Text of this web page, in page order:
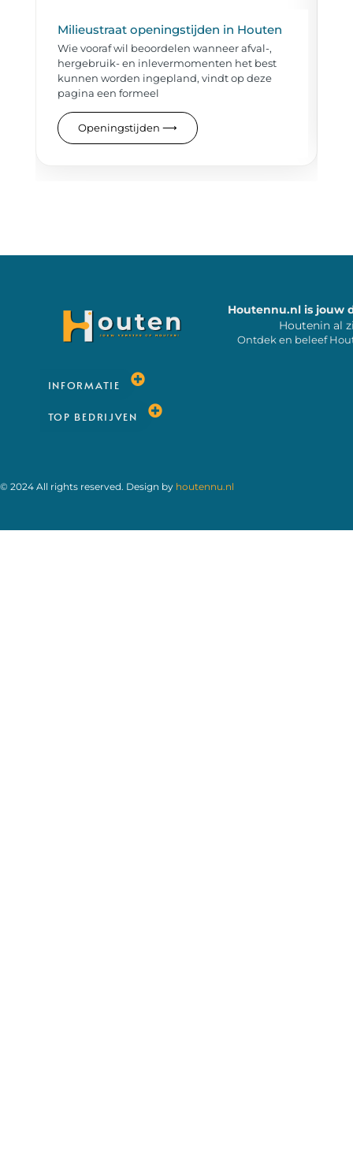
Milieustraat openingstijden in Houten
Wie vooraf wil beoordelen wanneer afval-,
hergebruik- en inlevermomenten het best
kunnen worden ingepland, vindt op deze
pagina een formeel
Openingstijden ⟶
Houtennu.nl is jouw
Houtenin al
Ontdek en beleef
INFORMATIE
TOP BEDRIJVEN
© 2024 All rights reserved. Design by houtennu.nl